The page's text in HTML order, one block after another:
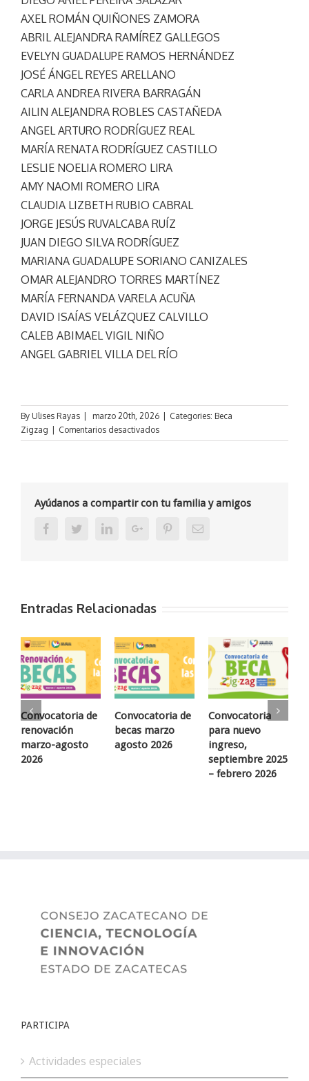
AXEL ROMÁN QUIÑONES ZAMORA
ABRIL ALEJANDRA RAMÍREZ GALLEGOS
EVELYN GUADALUPE RAMOS HERNÁNDEZ
JOSÉ ÁNGEL REYES ARELLANO
CARLA ANDREA RIVERA BARRAGÁN
AILIN ALEJANDRA ROBLES CASTAÑEDA
ANGEL ARTURO RODRÍGUEZ REAL
MARÍA RENATA RODRÍGUEZ CASTILLO
LESLIE NOELIA ROMERO LIRA
AMY NAOMI ROMERO LIRA
CLAUDIA LIZBETH RUBIO CABRAL
JORGE JESÚS RUVALCABA RUÍZ
JUAN DIEGO SILVA RODRÍGUEZ
MARIANA GUADALUPE SORIANO CANIZALES
OMAR ALEJANDRO TORRES MARTÍNEZ
MARÍA FERNANDA VARELA ACUÑA
DAVID ISAÍAS VELÁZQUEZ CALVILLO
CALEB ABIMAEL VIGIL NIÑO
ANGEL GABRIEL VILLA DEL RÍO
By Ulises Rayas marzo 20th, 2026 Categories: Beca
Zigzag
Comentarios desactivadosen
Resultados
de
marzo-
Ayúdanos a compartir con tu familia y amigos
FacebookTwitterLinkedinGoogle+ PinterestEmail
Entradas Relacionadas
Convocatoria de
renovación
marzo-agosto
2026
Convocatoria de
becas marzo
agosto 2026
Convocatoria
para nuevo
ingreso,
septiembre 2025
– febrero 2026
PARTICIPA
Actividades especiales